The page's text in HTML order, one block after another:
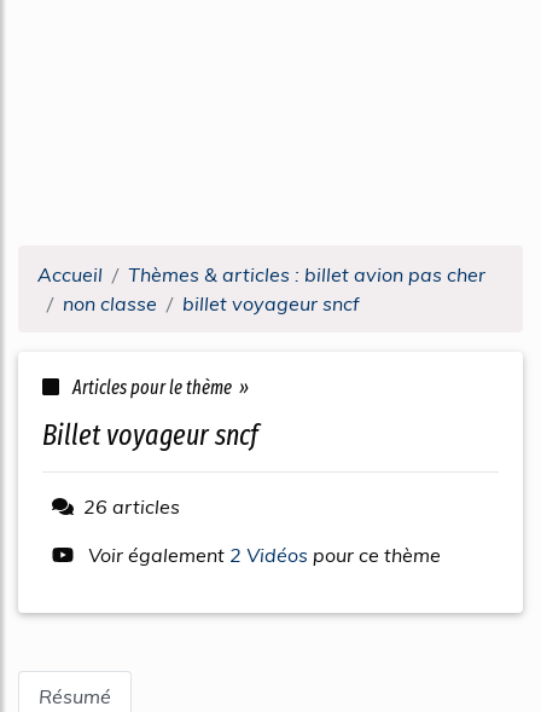
Accueil
Thèmes & articles : billet avion pas cher
non classe
billet voyageur sncf
Articles pour le thème »
billet voyageur sncf
26 articles
Voir également 2 Vidéos pour ce thème
Résumé